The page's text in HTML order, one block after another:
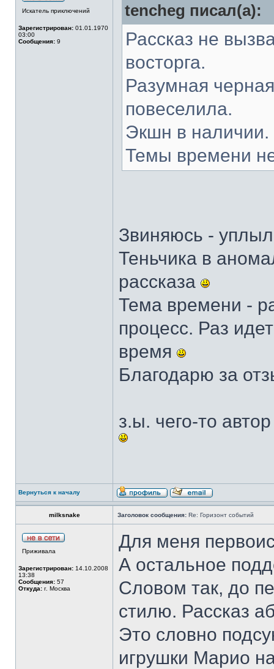
Искатель приключений
Зарегистрирован: 01.01.1970
03:00
Сообщения: 9
tencheg писал(а):
Рассказ не
восторга.
Разумная
повеселила.
Экшн в наличии.
Темы времени
Звиняюсь -
Теньчика в
рассказа
Тема времени -
процесс. Раз
время
Благодарю за
з.ы. чего-то
Вернуться к началу
milksnake Заголовок сообщения: Re: Горизонт событий
Приживала
Зарегистрирован: 14.10.2008
13:38
Сообщения: 57
Откуда: г. Москва
Для меня
А остальное
Словом так, до
стилю. Рассказ
Это словно
игрушки Марио